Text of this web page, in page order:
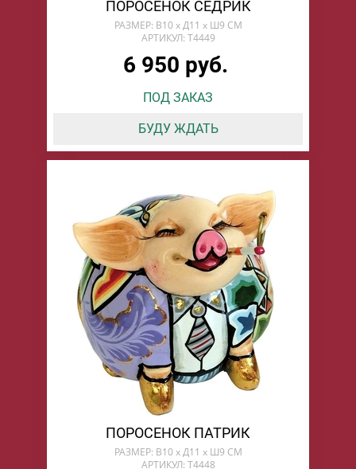
ПОРОСЕНОК СЕДРИК
РАЗМЕР: В10 х Д11 х Ш9 СМ
АРТИКУЛ: T4449
6 950 руб.
ПОД ЗАКАЗ
БУДУ ЖДАТЬ
ПОРОСЕНОК ПАТРИК
РАЗМЕР: В10 х Д11 х Ш9 СМ
АРТИКУЛ: T4448